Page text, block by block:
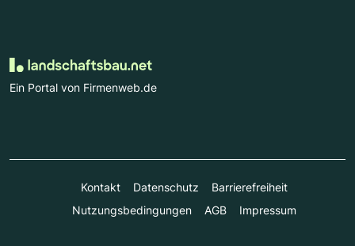
Ein Portal von Firmenweb.de
Kontakt Datenschutz
Barrierefreiheit
Nutzungsbedingungen
AGB Impressum